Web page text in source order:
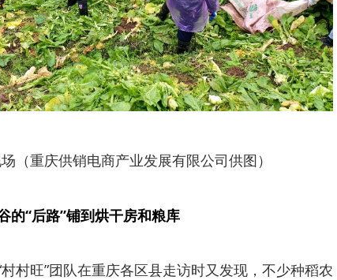
（重庆供销电商产业发展有限公司供图）
的“后路”铺到烘干房和粮库
村旺”团队在重庆各区县走访时又发现，不少种稻农